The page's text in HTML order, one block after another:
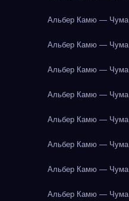
Альбер Камю — Чума
Альбер Камю — Чума
Альбер Камю — Чума
Альбер Камю — Чума
Альбер Камю — Чума
Альбер Камю — Чума
Альбер Камю — Чума
Альбер Камю — Чума